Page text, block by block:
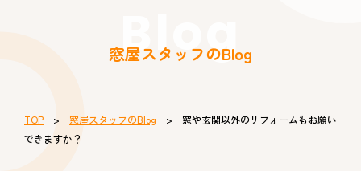
Blog
窓屋スタッフのBlog
TOP > 窓屋スタッフのBlog > 窓や玄関以外のリフォームもお願い
できますか？